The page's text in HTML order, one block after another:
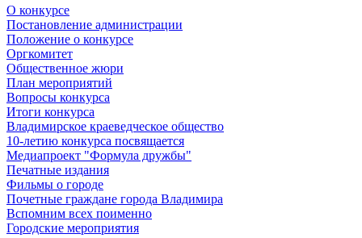
О конкурсе
Постановление администрации
Положение о конкурсе
Оргкомитет
Общественное жюри
План мероприятий
Вопросы конкурса
Итоги конкурса
Владимирское краеведческое общество
10-летию конкурса посвящается
Медиапроект "Формула дружбы"
Печатные издания
Фильмы о городе
Почетные граждане города Владимира
Вспомним всех поименно
Городские мероприятия